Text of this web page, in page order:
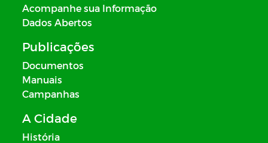
Acompanhe sua Informação
Dados Abertos
Publicações
Documentos
Manuais
Campanhas
A Cidade
História